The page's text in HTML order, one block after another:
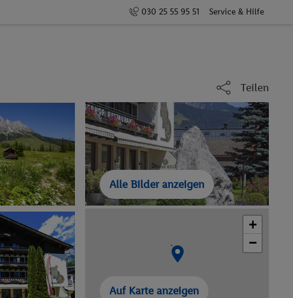
030 25 55 95 51 Service & Hilfe
Teilen
Alle Bilder anzeigen
+
−
Auf Karte anzeigen